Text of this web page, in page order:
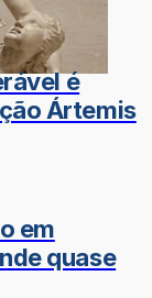
é
Ártemis
em
quase